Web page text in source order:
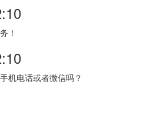
！
机电话或者微信吗？